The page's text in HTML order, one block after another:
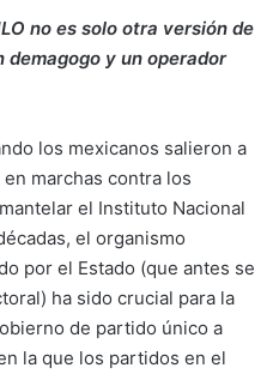
no es solo otra versión de
demagogo y un operador
los mexicanos salieron a
marchas contra los
el Instituto Nacional
el organismo
por el Estado (que antes se
ha sido crucial para la
de partido único a
la que los partidos en el